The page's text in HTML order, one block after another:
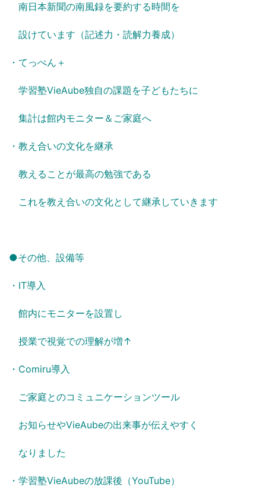
南日本新聞の南風録を要約する時間を
設けています（記述力・読解力養成）
・てっぺん＋
学習塾VieAube独自の課題を子どもたちに
集計は館内モニター＆ご家庭へ
・教え合いの文化を継承
教えることが最高の勉強である
これを教え合いの文化として継承していきます
●その他、設備等
・IT導入
館内にモニターを設置し
授業で視覚での理解が増↑
・Comiru導入
ご家庭とのコミュニケーションツール
お知らせやVieAubeの出来事が伝えやすく
なりました
・学習塾VieAubeの放課後（YouTube）